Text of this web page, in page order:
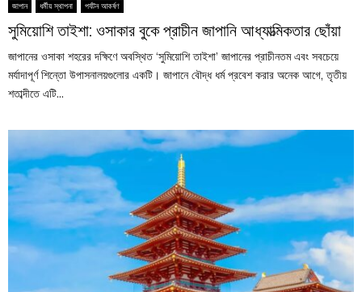
জাপান ধর্মীয় স্থাপনা পর্যটন আকর্ষণ
সুমিয়োশি তাইশা: ওসাকার বুকে প্রাচীন জাপানি আধ্যাত্মিকতার ছোঁয়া
জাপানের ওসাকা শহরের দক্ষিণে অবস্থিত ‘সুমিয়োশি তাইশা’ জাপানের প্রাচীনতম এবং সবচেয়ে
মর্যাদাপূর্ণ শিন্তো উপাসনালয়গুলোর একটি। জাপানে বৌদ্ধ ধর্ম প্রবেশ করার অনেক আগে, তৃতীয়
শতাব্দীতে এটি...